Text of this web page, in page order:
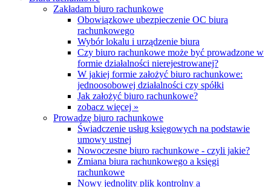
Zakładam biuro rachunkowe
Obowiązkowe ubezpieczenie OC biura
rachunkowego
Wybór lokalu i urządzenie biura
Czy biuro rachunkowe może być prowadzone w
formie działalności nierejestrowanej?
W jakiej formie założyć biuro rachunkowe:
jednoosobowej działalności czy spółki
Jak założyć biuro rachunkowe?
zobacz więcej »
Prowadzę biuro rachunkowe
Świadczenie usług księgowych na podstawie
umowy ustnej
Nowoczesne biuro rachunkowe - czyli jakie?
Zmiana biura rachunkowego a księgi
rachunkowe
Nowy jednolity plik kontrolny a